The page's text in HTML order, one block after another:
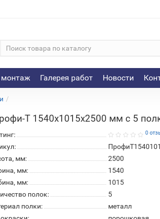
монтаж Галерея работ Новости
Т 1540х1015х2500 мм с 5
0
мм:
2500
мм:
1540
мм:
1015
полок:
5
полки:
металл